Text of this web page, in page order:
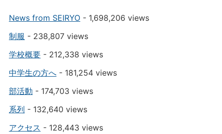
News from SEIRYO- 1,698,206 views
制服 - 238,807 views
学校概要- 212,338 views
中学生の方へ- 181,254 views
部活動 - 174,703 views
系列 - 132,640 views
アクセス - 128,443 views